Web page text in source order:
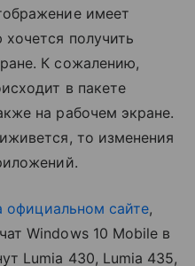
имеет
получить
К сожалению,
в пакете
на рабочем экране.
то изменения
официальном сайте,
Windows 10 Mobile в
Lumia 430, Lumia 435,